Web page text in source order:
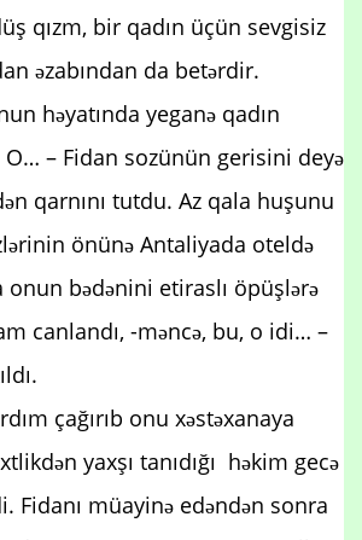
qızm, bir qadın üçün sevgisiz
əzabından da betərdir.
həyatında yeganə qadın
O… – Fidan sozünün gerisini deyə
qarnını tutdu. Az qala huşunu
önünə Antaliyada oteldə
onun bədənini etiraslı öpüşlərə
canlandı, -məncə, bu, o idi… –
çağırıb onu xəstəxanaya
yaxşı tanıdığı həkim gecə
Fidanı müayinə edəndən sonra